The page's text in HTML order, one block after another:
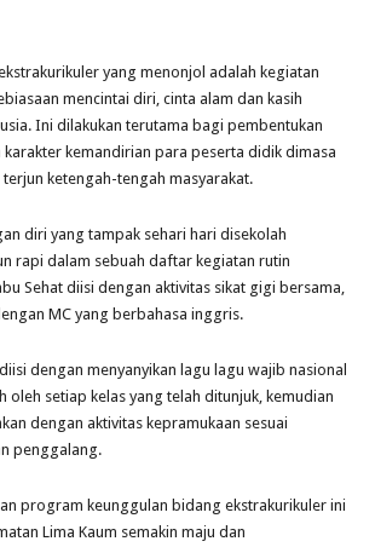
yang menonjol adalah kegiatan
mencintai diri, cinta alam dan kasih
Ini dilakukan terutama bagi pembentukan
kemandirian para peserta didik dimasa
ketengah-tengah masyarakat.
diri yang tampak sehari hari disekolah
rapi dalam sebuah daftar kegiatan rutin
Sehat diisi dengan aktivitas sikat gigi bersama,
MC yang berbahasa inggris.
dengan menyanyikan lagu lagu wajib nasional
oleh setiap kelas yang telah ditunjuk, kemudian
dengan aktivitas kepramukaan sesuai
penggalang.
program keunggulan bidang ekstrakurikuler ini
Lima Kaum semakin maju dan